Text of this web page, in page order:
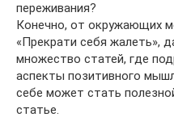
переживания?
Конечно, от окружающих
«Прекрати себя жалеть»,
множество статей, где
аспекты позитивного
себе может стать
статье.